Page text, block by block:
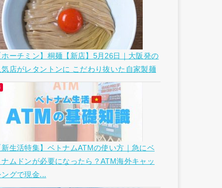
ホーチミン】桐麺【新店】5月26日｜大阪発の
気店がレタントンに こだわり抜いた自家製麺
新生活特集】ベトナムATMの使い方｜急にベ
ナムドンが必要になったら？ATM海外キャッ
ングで現金...